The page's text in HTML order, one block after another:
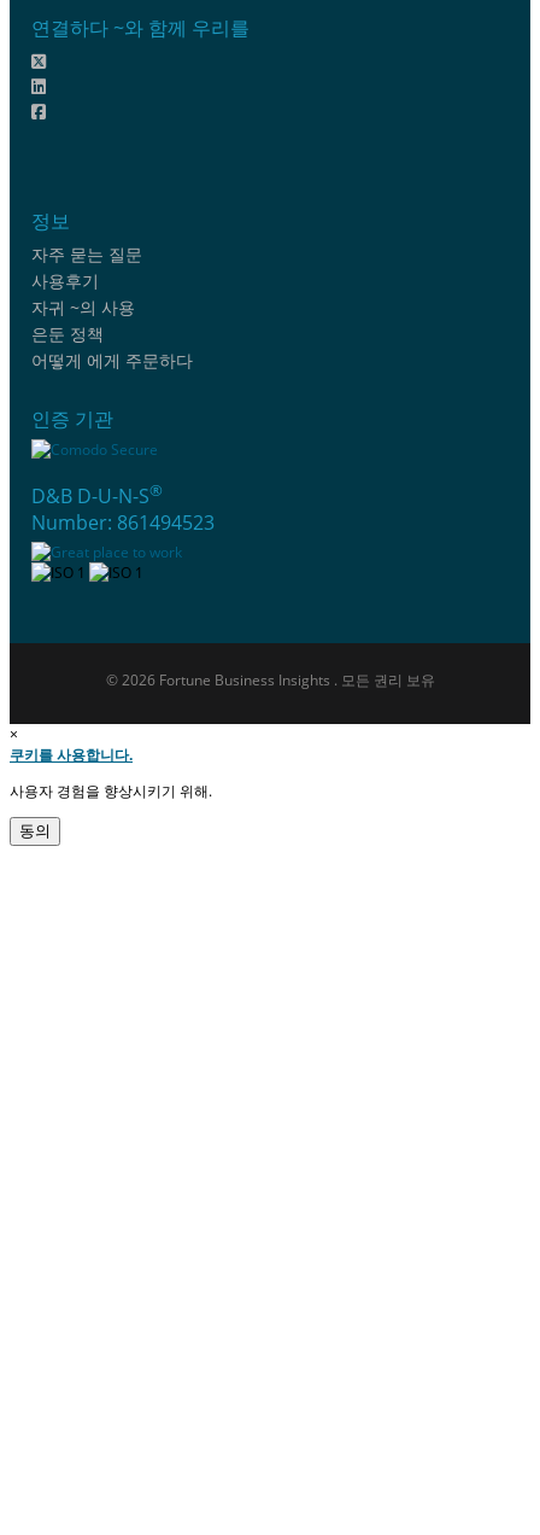
연결하다 ~와 함께 우리를
정보
자주 묻는 질문
사용후기
자귀 ~의 사용
은둔 정책
어떻게 에게 주문하다
인증 기관
D&B D-U-N-S®
Number: 861494523
© 2026 Fortune Business Insights . 모든 권리 보유
×
쿠키를 사용합니다.
사용자 경험을 향상시키기 위해.
동의